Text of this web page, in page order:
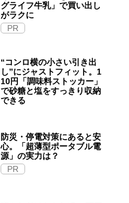
グライフ牛乳」で買い出し
がラクに
PR
“コンロ横の小さい引き出
し”にジャストフィット。1
10円「調味料ストッカー」
で砂糖と塩をすっきり収納
できる
防災・停電対策にあると安
心。「超薄型ポータブル電
源」の実力は？​
PR